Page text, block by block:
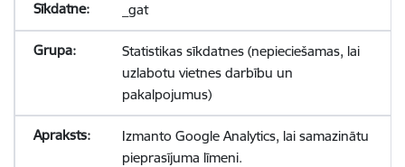
_gat
Statistikas sīkdatnes (nepieciešamas, lai
uzlabotu vietnes darbību un
pakalpojumus)
Izmanto Google Analytics, lai samazinātu
pieprasījuma līmeni.